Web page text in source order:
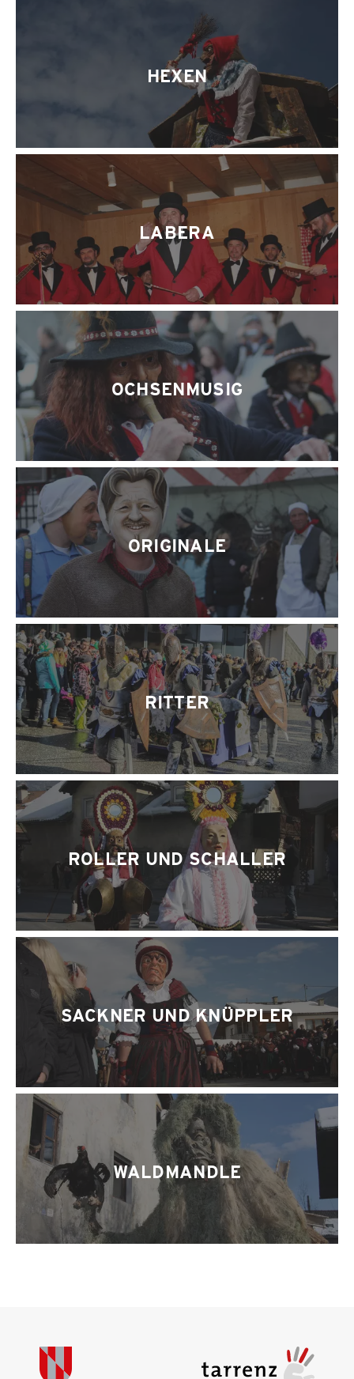
HEXEN
LABERA
OCHSENMUSIG
ORIGINALE
RITTER
ROLLER UND SCHALLER
SACKNER UND KNÜPPLER
WALDMANDLE